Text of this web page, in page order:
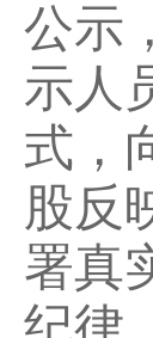
公示，
示人
式，
股反
署真